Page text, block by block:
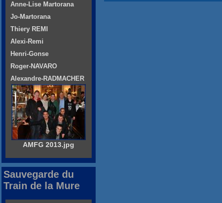
Anne-Lise Martorana
Jo-Martorana
Thiery REMI
Alexi-Remi
Henri-Gonse
Roger-NAVARO
Alexandre-RADMACHER
AMFG 2013.jpg
Sauvegarde du
Train de la Mure